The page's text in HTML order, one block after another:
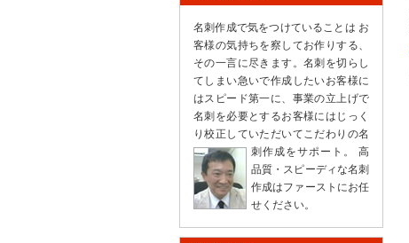
名刺作成で気をつけていることは お
客様の気持ちを察してお作りする、
その一言に尽きます。名刺を切らし
てしまい急いで作成したいお客様に
はスピード第一に、事業の立上げで
名刺を必要とするお客様にはじっく
り校正していただいてこだわりの名
刺作成をサポート。
高
品質・スピーディな名刺
作成はファーストにお任
せください。